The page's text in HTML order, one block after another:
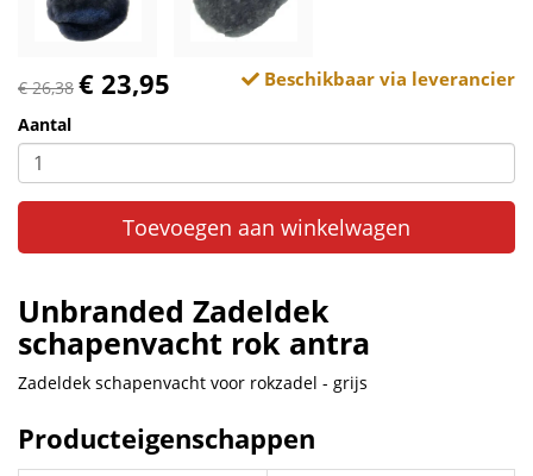
€ 26,38 € 23,95 Beschikbaar via leverancier
Aantal
Toevoegen aan winkelwagen
Unbranded Zadeldek
schapenvacht rok antra
Zadeldek schapenvacht voor rokzadel - grijs
Producteigenschappen